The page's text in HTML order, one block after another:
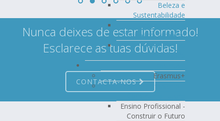
Beleza e
Sustentabilidade
Projeto Conta
Connosco Também
Cantinho do
Português
Erasmus+
Ensino Profissional -
Ensino Profissional -
Construir o Futuro
Nunca deixes de estar informado!
Esclarece as tuas dúvidas!
CONTACTA-NOS